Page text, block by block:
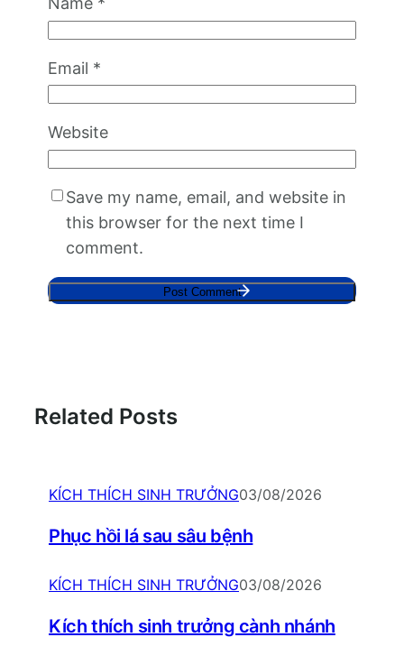
Email *
Website
Save my name, email, and website in
this browser for the next time I
comment.
Related Posts
KÍCH THÍCH SINH TRƯỞNG03/08/2026
Phục hồi lá sau sâu bệnh
KÍCH THÍCH SINH TRƯỞNG03/08/2026
Kích thích sinh trưởng cành nhánh